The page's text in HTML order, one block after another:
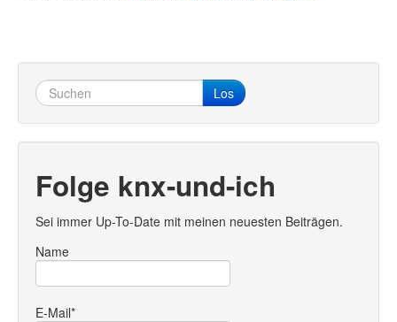
Los
Folge knx-und-ich
Sei immer Up-To-Date mit meinen neuesten Beiträgen.
Name
E-Mail*